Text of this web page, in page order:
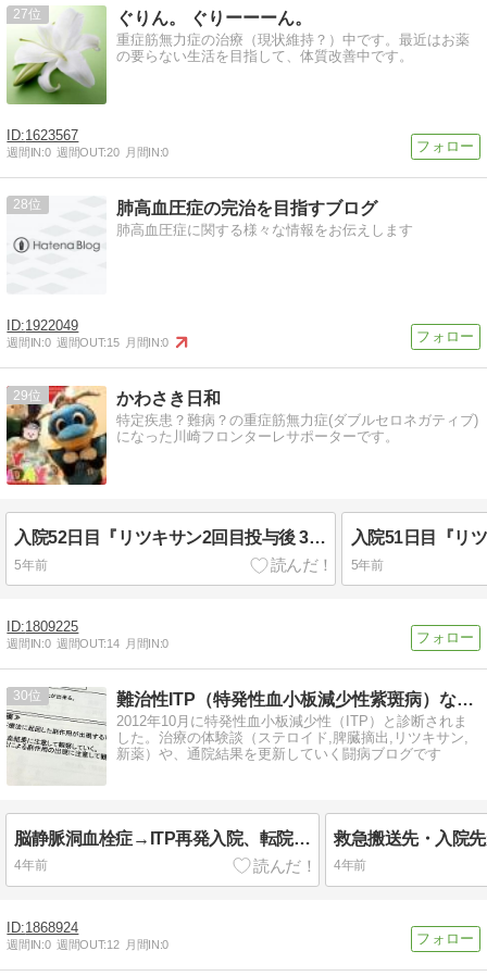
27 ぐりん。 ぐりーーーん。
重症筋無力症の治療（現状維持？）中です。最近はお薬
の要らない生活を目指して、体質改善中です。
1623567
週間IN:0 週間OUT:20 月間IN:0
28 肺高血圧症の完治を目指すブログ
肺高血圧症に関する様々な情報をお伝えします
1922049
週間IN:0 週間OUT:15 月間IN:0
29 かわさき日和
特定疾患？難病？の重症筋無力症(ダブルセロネガティブ)
になった川崎フロンターレサポーターです。
入院52日目『リツキサン2回目投与後 3日目』
5年前 5年前
1809225
週間IN:0 週間OUT:14 月間IN:0
30 難治性ITP（特発性血小板減少性紫斑病）な日々。
2012年10月に特発性血小板減少性（ITP）と診断されま
した。治療の体験談（ステロイド,脾臓摘出,リツキサン,
新薬）や、通院結果を更新していく闘病ブログです
脳静脈洞血栓症→ITP再発入院、転院…
4年前
救急搬送先・入院
4年前
1868924
週間IN:0 週間OUT:12 月間IN:0